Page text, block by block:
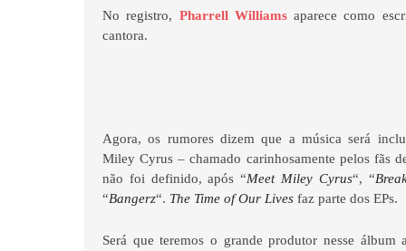
No registro, Pharrell Williamsaparece como
cantora.
Agora, os rumores dizem que a música será
Miley Cyrus – chamado carinhosamente pelos fãs
não foi definido, após “Meet Miley Cyrus“, “
“Bangerz“. The Time of Our Lives faz parte dos EPs.
Será que teremos o grande produtor nesse álbum